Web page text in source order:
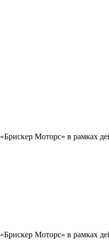
«Брискер Моторс» в рамках
«Брискер Моторс» в рамках